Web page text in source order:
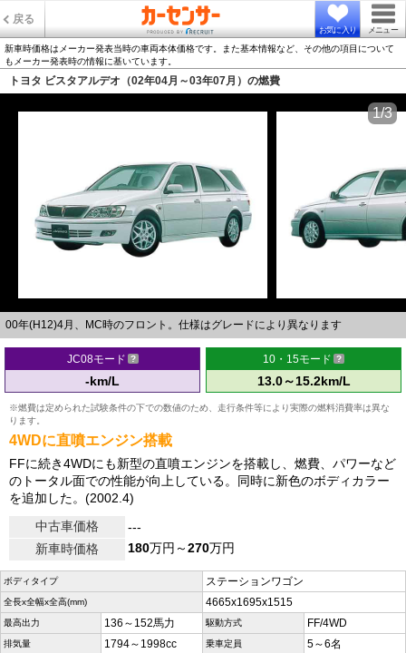
戻る
お気に入り メニュー
新車時価格はメーカー発表当時の車両本体価格です。また基本情報など、その他の項目について
もメーカー発表時の情報に基いています。
トヨタ ビスタアルデオ（02年04月～03年07月）の燃費
00年(H12)4月、MC時のフロント。仕様はグレードにより異なります
1/3
JC08モード
-km/L
10・15モード
13.0～15.2km/L
※燃費は定められた試験条件の下での数値のため、走行条件等により実際の燃料消費率は異な
ります。
4WDに直噴エンジン搭載
FFに続き4WDにも新型の直噴エンジンを搭載し、燃費、パワーなど
のトータル面での性能が向上している。同時に新色のボディカラー
を追加した。(2002.4)
中古車価格
---
新車時価格
180万円～270万円
ボディタイプ ステーションワゴン
全長x全幅x全高(mm) 4665x1695x1515
最高出力 136～152馬力 駆動方式 FF/4WD
排気量 1794～1998cc 乗車定員 5～6名